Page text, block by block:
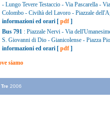
- Lungo Tevere Testaccio - Via Pascarella -
Colombo - Civiltà del Lavoro - Piazzale
informazioni ed orari [ pdf]
Bus 791 : Piazzale Nervi - Via
S. Giovanni di Dio - Gianicolense - Piazza
informazioni ed orari [ pdf]
siamo
2006